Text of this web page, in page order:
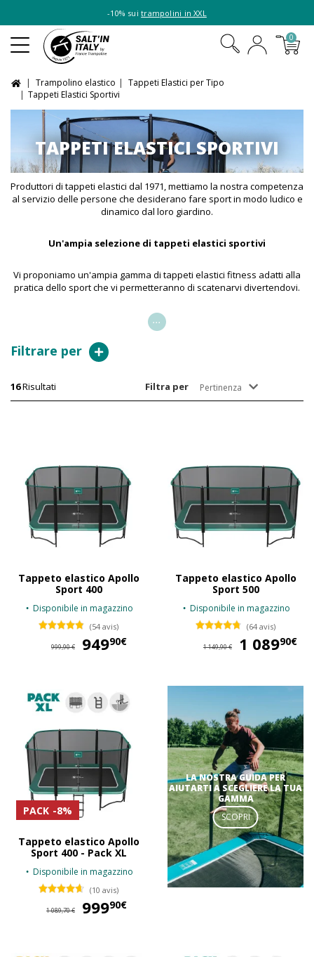
-10% suitrampolini in XXL
0
Trampolino elastico
Tappeti Elastici per Tipo
Tappeti Elastici Sportivi
TAPPETI ELASTICI SPORTIVI
Produttori di tappeti elastici dal 1971, mettiamo la nostra competenza
al servizio delle persone che desiderano fare sport in modo ludico e
dinamico dal loro giardino.
Un'ampia selezione di tappeti elastici sportivi
Vi proponiamo un'ampia gamma di tappeti elastici fitness adatti alla
pratica dello sport che vi permetteranno di scatenarvi divertendovi.
...
Filtrare per
16Risultati Filtra per Pertinenza
Tappeto elastico Apollo
Sport 400
Disponibile in magazzino
(54 avis)
999,90 € 94990€
Tappeto elastico Apollo
Sport 500
Disponibile in magazzino
(64 avis)
1 149,90 € 1 08990€
PACK -8%
Tappeto elastico Apollo
Sport 400 - Pack XL
Disponibile in magazzino
(10 avis)
1 089,70 € 99990€
LA NOSTRA GUIDA PER
AIUTARTI A SCEGLIERE LA TUA
GAMMA
SCOPRI